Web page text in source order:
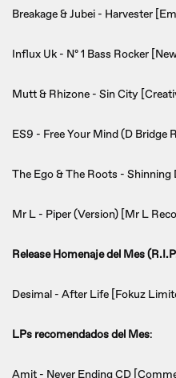
Breakage & Jubei - Harvester
Influx Uk - Nº 1 Bass Rocker
Mutt & Rhizone - Sin City
ES9 - Free Your Mind (D Bridge
The Ego & The Roots -
Mr L - Piper (Version) [Mr L
Release Homenaje del Mes
Desimal - After Life [Fokuz
LPs recomendados del Mes:
Amit - Never Ending CD